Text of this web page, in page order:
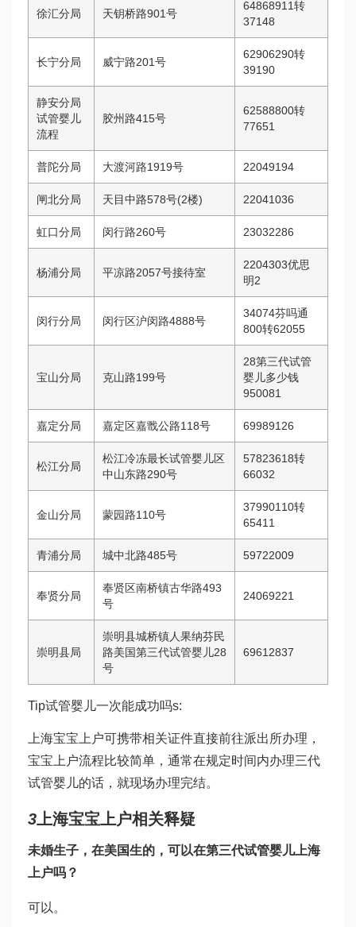
徐汇分局 天钥桥路901号
64868911转
37148
长宁分局 威宁路201号
62906290转
39190
静安分局
试管婴儿
流程
胶州路415号
62588800转
77651
普陀分局 大渡河路1919号 22049194
闸北分局 天目中路578号(2楼) 22041036
虹口分局 闵行路260号 23032286
杨浦分局 平凉路2057号接待室
2204303优思
明2
闵行分局 闵行区沪闵路4888号
34074芬吗通
800转62055
宝山分局 克山路199号
28第三代试管
婴儿多少钱
950081
嘉定分局 嘉定区嘉戬公路118号 69989126
松江分局
松江冷冻最长试管婴儿区
中山东路290号
57823618转
66032
金山分局 蒙园路110号
37990110转
65411
青浦分局 城中北路485号 59722009
奉贤分局
奉贤区南桥镇古华路493
号
24069221
崇明县局
崇明县城桥镇人果纳芬民
路美国第三代试管婴儿28
号
69612837
Tip试管婴儿一次能成功吗s:
上海宝宝上户可携带相关证件直接前往派出所办理，
宝宝上户流程比较简单，通常在规定时间内办理三代
试管婴儿的话，就现场办理完结。
3上海宝宝上户相关释疑
未婚生子，在美国生的，可以在第三代试管婴儿上海
上户吗？
可以。